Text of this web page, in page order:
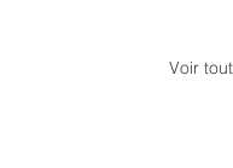
Voir tout